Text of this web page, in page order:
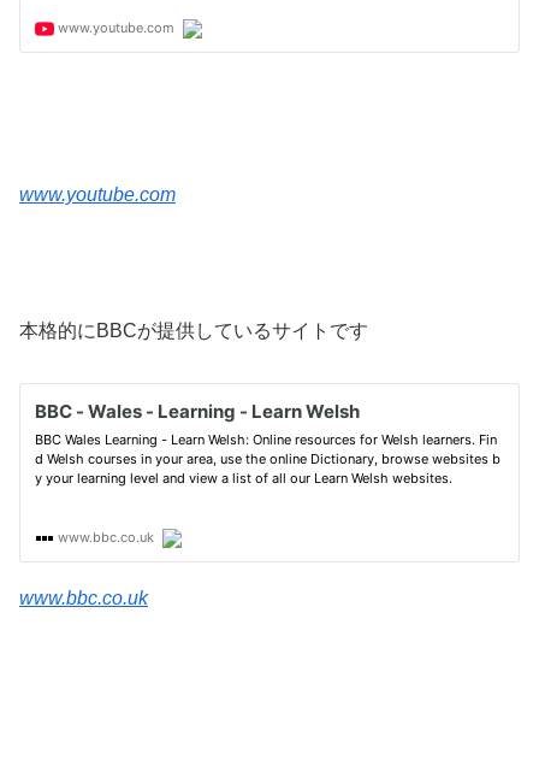
www.youtube.com
本格的にBBCが提供しているサイトです
www.bbc.co.uk